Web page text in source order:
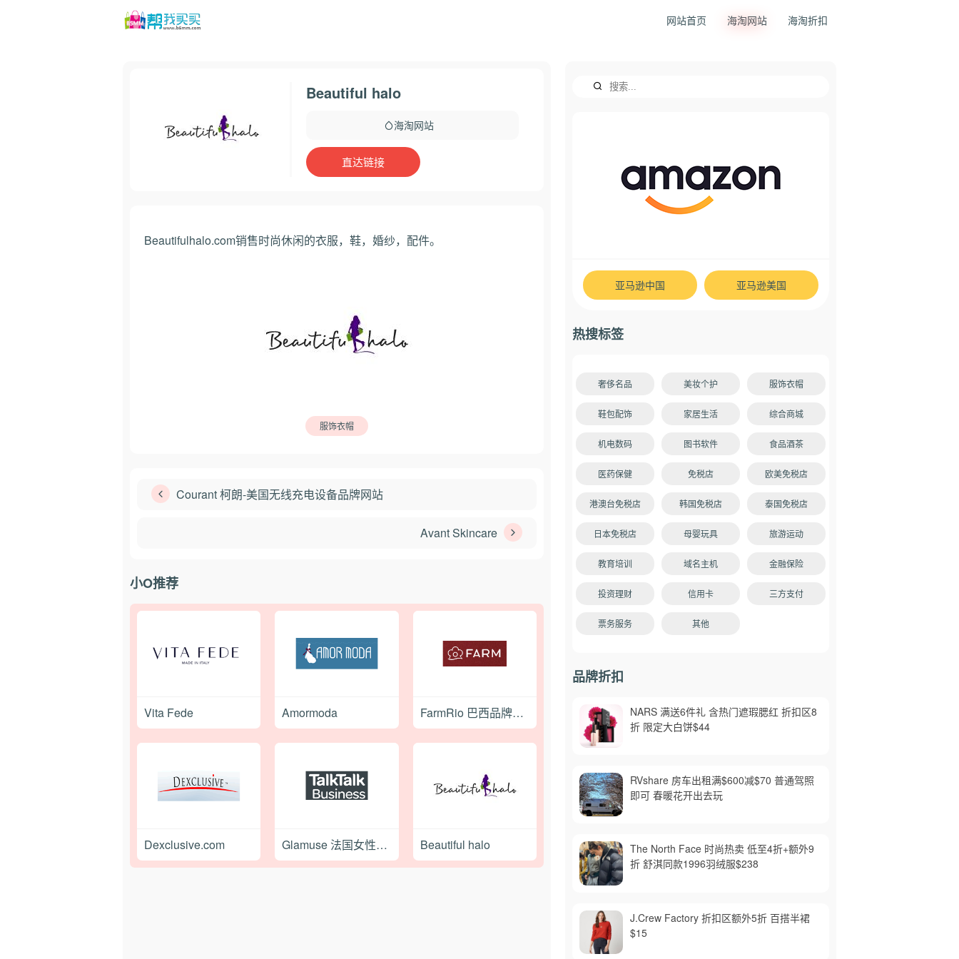
网站首页 海淘网站 海淘折扣
Beautiful halo
海淘网站
直达链接
Beautifulhalo.com销售时尚休闲的衣服，鞋，婚纱，配件。
服饰衣帽
Courant 柯朗-美国无线充电设备品牌网站
Avant Skincare
小O推荐
Vita Fede Amormoda FarmRio 巴西品牌女装购物网站
Dexclusive.com Glamuse 法国女性内衣品牌购物网站 Beautiful halo
亚马逊中国 亚马逊美国
热搜标签
奢侈名品 美妆个护 服饰衣帽
鞋包配饰 家居生活 综合商城
机电数码 图书软件 食品酒茶
医药保健 免税店 欧美免税店
港澳台免税店 韩国免税店 泰国免税店
日本免税店 母婴玩具 旅游运动
教育培训 域名主机 金融保险
投资理财 信用卡 三方支付
票务服务 其他
品牌折扣
NARS 满送6件礼 含热门遮瑕腮红 折扣区8
折 限定大白饼$44
RVshare 房车出租满$600减$70 普通驾照
即可 春暖花开出去玩
The North Face 时尚热卖 低至4折+额外9
折 舒淇同款1996羽绒服$238
J.Crew Factory 折扣区额外5折 百搭半裙
$15